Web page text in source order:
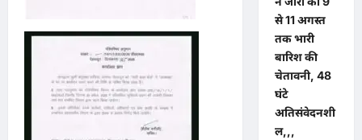
से 11 अगस्त
तक भारी
बारिश की
चेतावनी, 48
घंटे
अतिसंवेदनशी
ल,,,